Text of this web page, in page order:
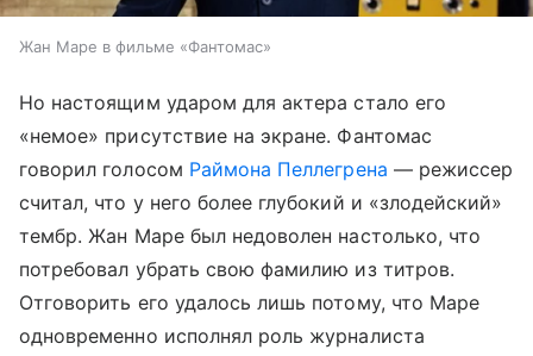
Жан Маре в фильме «Фантомас»
Но настоящим ударом для актера стало его
«немое» присутствие на экране. Фантомас
говорил голосом Раймона Пеллегрена — режиссер
считал, что у него более глубокий и «злодейский»
тембр. Жан Маре был недоволен настолько, что
потребовал убрать свою фамилию из титров.
Отговорить его удалось лишь потому, что Маре
одновременно исполнял роль журналиста